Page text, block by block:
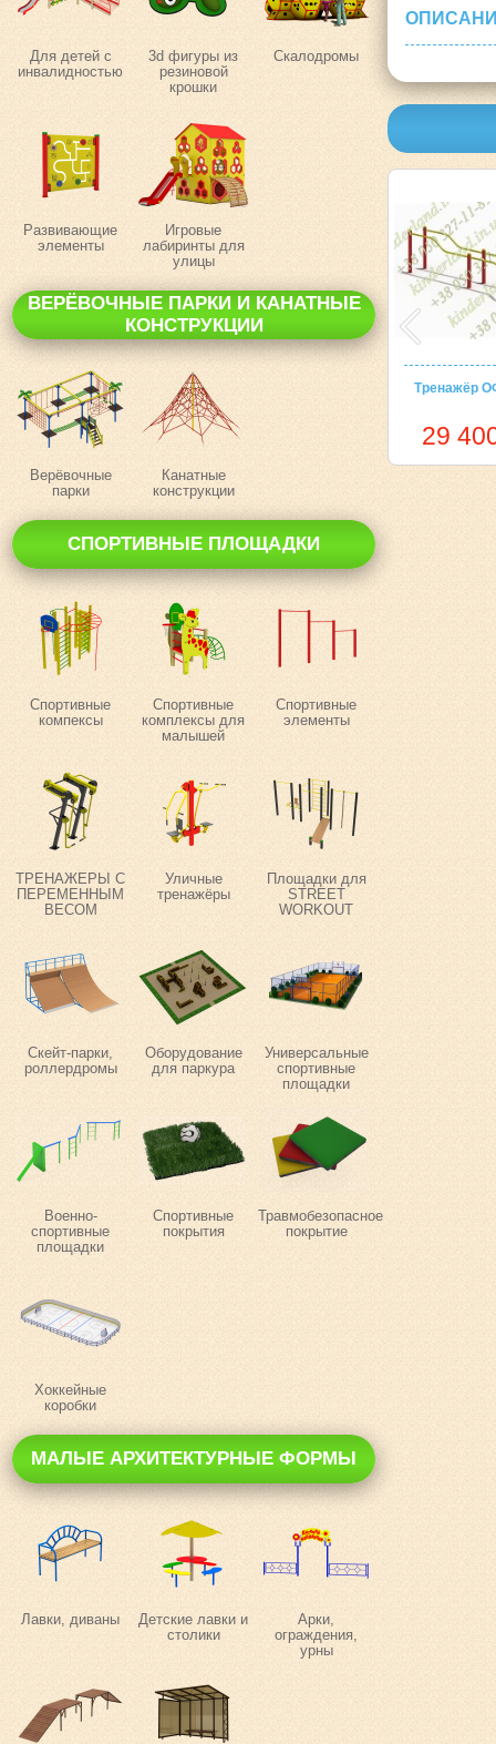
Для детей с
инвалидностью
3d фигуры из
резиновой
крошки
Скалодромы
Развивающие
элементы
Игровые
лабиринты для
улицы
ВЕРЁВОЧНЫЕ ПАРКИ И КАНАТНЫЕ
КОНСТРУКЦИИ
Верёвочные
парки
Канатные
конструкции
СПОРТИВНЫЕ ПЛОЩАДКИ
Спортивные
компексы
Спортивные
комплексы для
малышей
Спортивные
элементы
ТРЕНАЖЕРЫ С
ПЕРЕМЕННЫМ
ВЕСОМ
Уличные
тренажёры
Площадки для
STREET
WORKOUT
Скейт-парки,
роллердромы
Оборудование
для паркура
Универсальные
спортивные
площадки
Военно-
спортивные
площадки
Спортивные
покрытия
Травмобезопасное
покрытие
Хоккейные
коробки
МАЛЫЕ АРХИТЕКТУРНЫЕ ФОРМЫ
Лавки, диваны
Детские лавки и
столики
Арки,
ограждения,
урны
Тренажёр
29